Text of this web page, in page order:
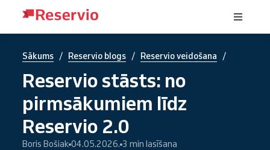
Sākums / Reservio blogs / Reservio veidošana /
Reservio stāsts: no
pirmsākumiem līdz
Reservio 2.0
Boris Bošiak 04.05.2026. 3 min lasīšana